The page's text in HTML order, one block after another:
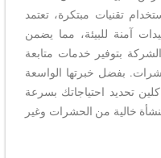
تقنيات مبتكرة، تعتمد
آمنة للبيئة، مما يضمن
بتوفير خدمات متابعة
بفضل خبرتها الواسعة
تحديد احتياجاتك بسرعة
خالية من الحشرات وغير